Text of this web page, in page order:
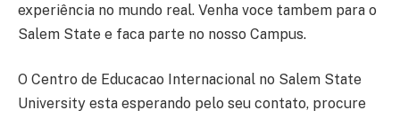
experiência no mundo real. Venha voce tambem para o
Salem State e faca parte no nosso Campus.
O Centro de Educacao Internacional no Salem State
University esta esperando pelo seu contato, procure